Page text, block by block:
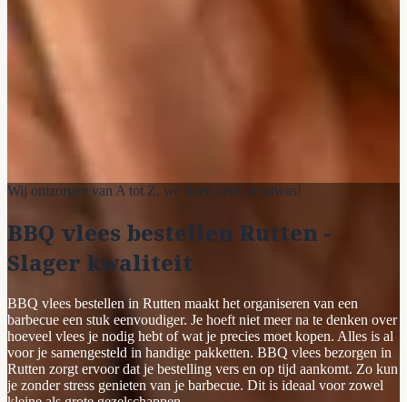
Wij ontzorgen van A tot Z, we doen zelfs de afwas!
BBQ vlees bestellen Rutten -
Slager kwaliteit
BBQ vlees bestellen in Rutten maakt het organiseren van een
barbecue een stuk eenvoudiger. Je hoeft niet meer na te denken over
hoeveel vlees je nodig hebt of wat je precies moet kopen. Alles is al
voor je samengesteld in handige pakketten. BBQ vlees bezorgen in
Rutten zorgt ervoor dat je bestelling vers en op tijd aankomt. Zo kun
je zonder stress genieten van je barbecue. Dit is ideaal voor zowel